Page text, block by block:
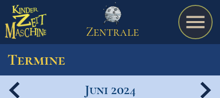
Zentrale
Termine
Juni 2024